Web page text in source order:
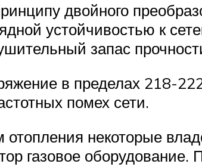
двойного
устойчивостью к
запас
в пределах 218-
помех сети.
некоторые
газовое